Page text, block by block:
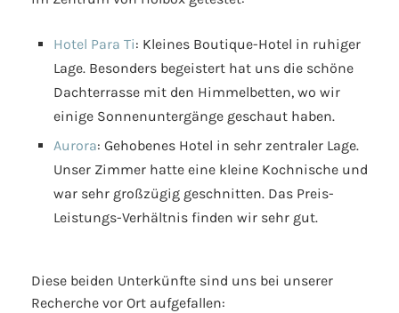
Hotel Para Ti: Kleines Boutique-Hotel in ruhiger
Lage. Besonders begeistert hat uns die schöne
Dachterrasse mit den Himmelbetten, wo wir
einige Sonnenuntergänge geschaut haben.
Aurora: Gehobenes Hotel in sehr zentraler Lage.
Unser Zimmer hatte eine kleine Kochnische und
war sehr großzügig geschnitten. Das Preis-
Leistungs-Verhältnis finden wir sehr gut.
Diese beiden Unterkünfte sind uns bei unserer
Recherche vor Ort aufgefallen: